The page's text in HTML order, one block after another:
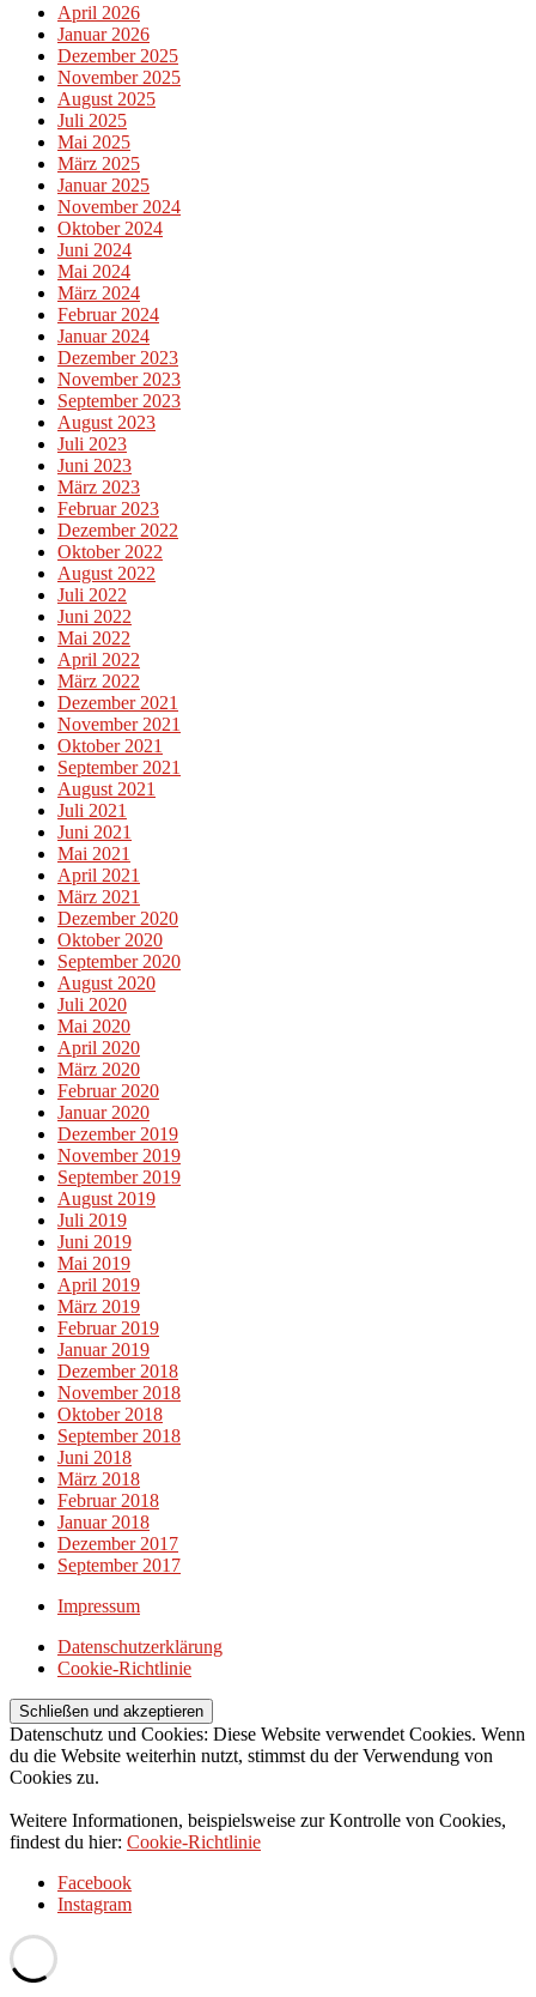
April 2026
Januar 2026
Dezember 2025
November 2025
August 2025
Juli 2025
Mai 2025
März 2025
Januar 2025
November 2024
Oktober 2024
Juni 2024
Mai 2024
März 2024
Februar 2024
Januar 2024
Dezember 2023
November 2023
September 2023
August 2023
Juli 2023
Juni 2023
März 2023
Februar 2023
Dezember 2022
Oktober 2022
August 2022
Juli 2022
Juni 2022
Mai 2022
April 2022
März 2022
Dezember 2021
November 2021
Oktober 2021
September 2021
August 2021
Juli 2021
Juni 2021
Mai 2021
April 2021
März 2021
Dezember 2020
Oktober 2020
September 2020
August 2020
Juli 2020
Mai 2020
April 2020
März 2020
Februar 2020
Januar 2020
Dezember 2019
November 2019
September 2019
August 2019
Juli 2019
Juni 2019
Mai 2019
April 2019
März 2019
Februar 2019
Januar 2019
Dezember 2018
November 2018
Oktober 2018
September 2018
Juni 2018
März 2018
Februar 2018
Januar 2018
Dezember 2017
September 2017
Impressum
Datenschutzerklärung
Cookie-Richtlinie
Datenschutz und Cookies: Diese Website verwendet Cookies. Wenn
du die Website weiterhin nutzt, stimmst du der Verwendung von
Cookies zu.
Weitere Informationen, beispielsweise zur Kontrolle von Cookies,
findest du hier: Cookie-Richtlinie
Facebook
Instagram